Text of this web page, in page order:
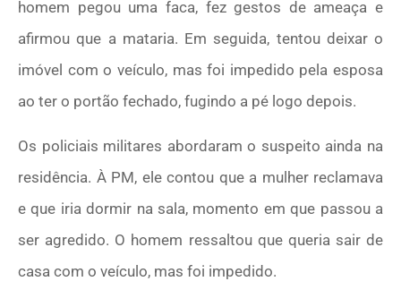
homem pegou uma faca, fez gestos de ameaça e
afirmou que a mataria. Em seguida, tentou deixar o
imóvel com o veículo, mas foi impedido pela esposa
ao ter o portão fechado, fugindo a pé logo depois.
Os policiais militares abordaram o suspeito ainda na
residência. À PM, ele contou que a mulher reclamava
e que iria dormir na sala, momento em que passou a
ser agredido. O homem ressaltou que queria sair de
casa com o veículo, mas foi impedido.